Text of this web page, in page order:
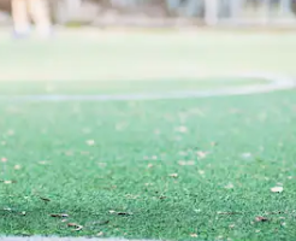
बच्चों के
विकास को
am